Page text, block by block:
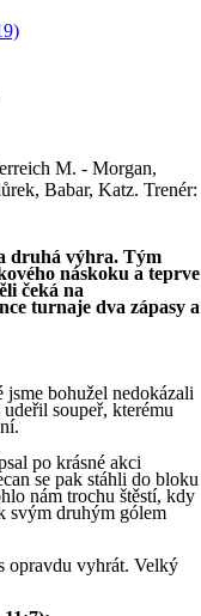
M. - Morgan,
Babar, Katz. Trenér:
druhá výhra. Tým
náskoku a teprve
čeká na
turnaje dva zápasy a
bohužel nedokázali
soupeř, kterému
po krásné akci
se pak stáhli do bloku
nám trochu štěstí, kdy
svým druhým gólem
opravdu vyhrát. Velký